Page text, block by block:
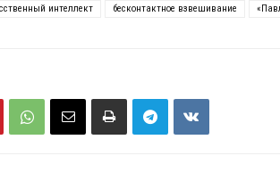
интеллект бесконтактное взвешивание